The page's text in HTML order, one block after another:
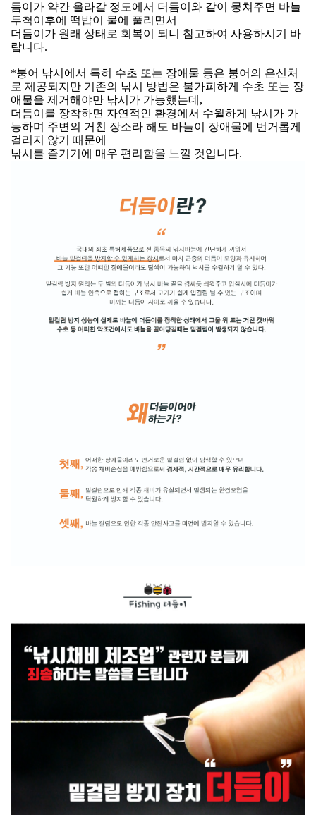
듬이가 약간 올라갈 정도에서 더듬이와 같이 뭉쳐주면 바늘
투척이후에 떡밥이 물에 풀리면서
더듬이가 원래 상태로 회복이 되니 참고하여 사용하시기 바
랍니다.
*붕어 낚시에서 특히 수초 또는 장애물 등은 붕어의 은신처
로 제공되지만 기존의 낚시 방법은 불가피하게 수초 또는 장
애물을 제거해야만 낚시가 가능했는데 ,
더듬이를 장착하면 자연적인 환경에서 수월하게 낚시가 가
능하며 주변의 거친 장소라 해도 바늘이 장애물에 번거롭게
걸리지 않기 때문에
낚시를 즐기기에 매우 편리함을 느낄 것입니다.